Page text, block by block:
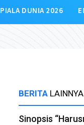
PIALA DUNIA 2026
BERITA LAINNYA
Sinopsis